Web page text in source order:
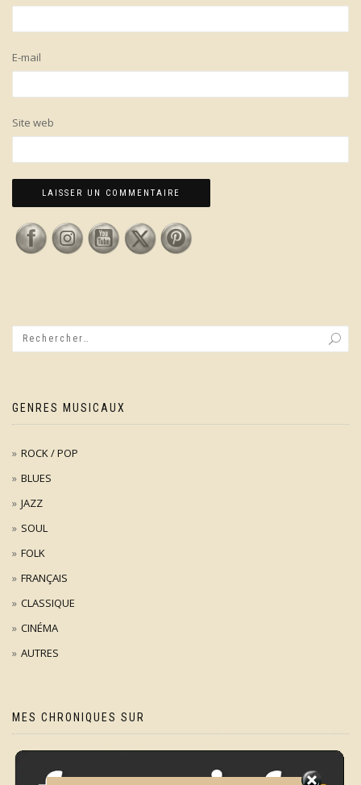
E-mail
Site web
GENRES MUSICAUX
ROCK / POP
BLUES
JAZZ
SOUL
FOLK
FRANÇAIS
CLASSIQUE
CINÉMA
AUTRES
MES CHRONIQUES SUR